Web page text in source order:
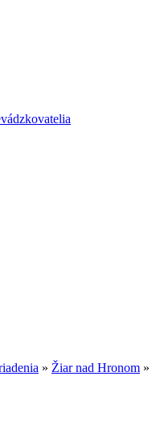
» Žiar nad Hronom »